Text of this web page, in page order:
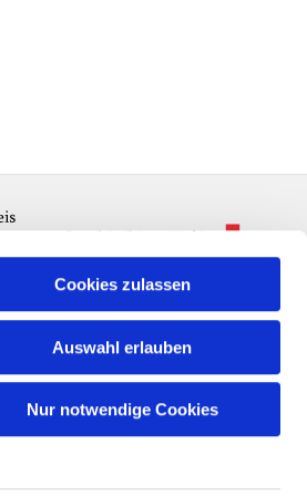
Cookies zulassen
Auswahl erlauben
Nur notwendige Cookies